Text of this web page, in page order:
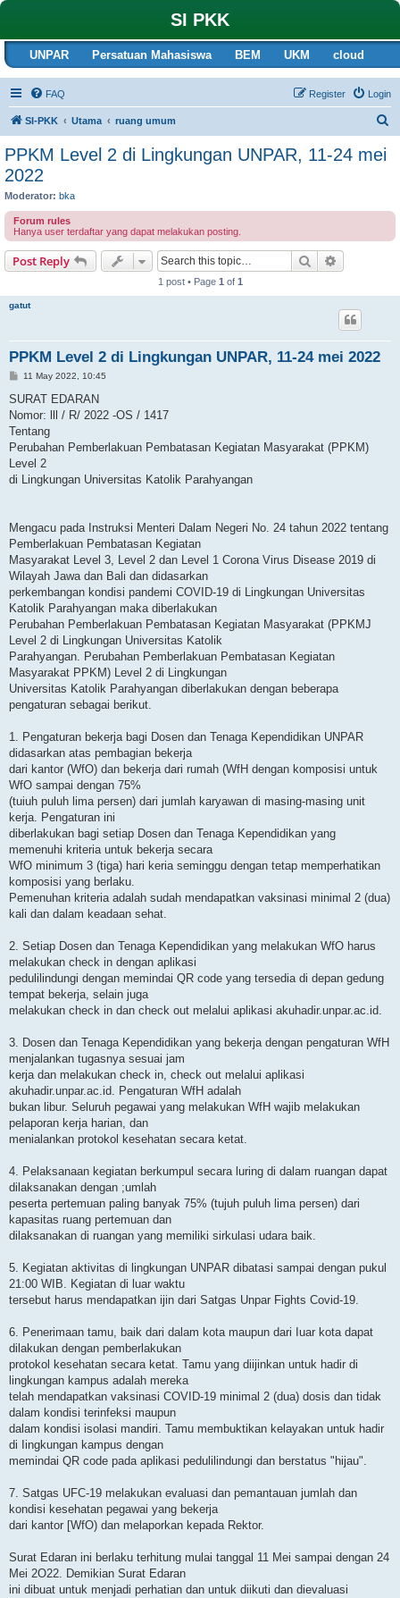
SI PKK
UNPAR Persatuan Mahasiswa BEM UKM cloud
FAQ Login
Register
SI-PKK Utama ruang umum
PPKM Level 2 di Lingkungan UNPAR, 11-24 mei
2022
Moderator: bka
Forum rules
Hanya user terdaftar yang dapat melakukan posting.
Post Reply Search
1 post • Page 1 of 1
gatut
PPKM Level 2 di Lingkungan UNPAR, 11-24 mei 2022
P
s
11 May 2022, 10:45
SURAT EDARAN
Nomor: lll / R/ 2022 -OS / 1417
Tentang
Perubahan Pemberlakuan Pembatasan Kegiatan Masyarakat (PPKM)
Level 2
di Lingkungan Universitas Katolik Parahyangan
Mengacu pada Instruksi Menteri Dalam Negeri No. 24 tahun 2022 tentang
Pemberlakuan Pembatasan Kegiatan
Masyarakat Level 3, Level 2 dan Level 1 Corona Virus Disease 2019 di
Wilayah Jawa dan Bali dan didasarkan
perkembangan kondisi pandemi COVID-19 di Lingkungan Universitas
Katolik Parahyangan maka diberlakukan
Perubahan Pemberlakuan Pembatasan Kegiatan Masyarakat (PPKMJ
Level 2 di Lingkungan Universitas Katolik
Parahyangan. Perubahan Pemberlakuan Pembatasan Kegiatan
Masyarakat PPKM) Level 2 di Lingkungan
Universitas Katolik Parahyangan diberlakukan dengan beberapa
pengaturan sebagai berikut.
1. Pengaturan bekerja bagi Dosen dan Tenaga Kependidikan UNPAR
didasarkan atas pembagian bekerja
dari kantor (WfO) dan bekerja dari rumah (WfH dengan komposisi untuk
WfO sampai dengan 75%
(tuiuh puluh lima persen) dari jumlah karyawan di masing-masing unit
kerja. Pengaturan ini
diberlakukan bagi setiap Dosen dan Tenaga Kependidikan yang
memenuhi kriteria untuk bekerja secara
WfO minimum 3 (tiga) hari keria seminggu dengan tetap memperhatikan
komposisi yang berlaku.
Pemenuhan kriteria adalah sudah mendapatkan vaksinasi minimal 2 (dua)
kali dan dalam keadaan sehat.
2. Setiap Dosen dan Tenaga Kependidikan yang melakukan WfO harus
melakukan check in dengan aplikasi
pedulilindungi dengan memindai QR code yang tersedia di depan gedung
tempat bekerja, selain juga
melakukan check in dan check out melalui aplikasi akuhadir.unpar.ac.id.
3. Dosen dan Tenaga Kependidikan yang bekerja dengan pengaturan WfH
menjalankan tugasnya sesuai jam
kerja dan melakukan check in, check out melalui aplikasi
akuhadir.unpar.ac.id. Pengaturan WfH adalah
bukan libur. Seluruh pegawai yang melakukan WfH wajib melakukan
pelaporan kerja harian, dan
menialankan protokol kesehatan secara ketat.
4. Pelaksanaan kegiatan berkumpul secara luring di dalam ruangan dapat
dilaksanakan dengan ;umlah
peserta pertemuan paling banyak 75% (tujuh puluh lima persen) dari
kapasitas ruang pertemuan dan
dilaksanakan di ruangan yang memiliki sirkulasi udara baik.
5. Kegiatan aktivitas di lingkungan UNPAR dibatasi sampai dengan pukul
21:00 WIB. Kegiatan di luar waktu
tersebut harus mendapatkan ijin dari Satgas Unpar Fights Covid-19.
6. Penerimaan tamu, baik dari dalam kota maupun dari Iuar kota dapat
dilakukan dengan pemberlakukan
protokol kesehatan secara ketat. Tamu yang diijinkan untuk hadir di
lingkungan kampus adalah mereka
telah mendapatkan vaksinasi COVID-19 minimal 2 (dua) dosis dan tidak
dalam kondisi terinfeksi maupun
dalam kondisi isolasi mandiri. Tamu membuktikan kelayakan untuk hadir
di Iingkungan kampus dengan
memindai QR code pada aplikasi pedulilindungi dan berstatus "hijau".
7. Satgas UFC-19 melakukan evaluasi dan pemantauan jumlah dan
kondisi kesehatan pegawai yang bekerja
dari kantor [WfO) dan melaporkan kepada Rektor.
Surat Edaran ini berlaku terhitung mulai tanggal 11 Mei sampai dengan 24
Mei 2O22. Demikian Surat Edaran
ini dibuat untuk menjadi perhatian dan untuk diikuti dan dievaluasi